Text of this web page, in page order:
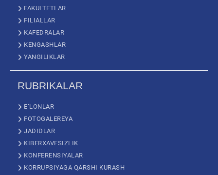
FAKULTETLAR
FILIALLAR
KAFEDRALAR
KENGASHLAR
YANGILIKLAR
RUBRIKALAR
E’LONLAR
FOTOGALEREYA
JADIDLAR
KIBERXAVFSIZLIK
KONFERENSIYALAR
KORRUPSIYAGA QARSHI KURASH